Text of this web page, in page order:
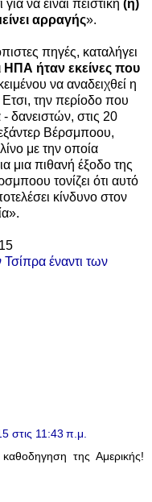
να είναι πειστική (η)
αρραγής».
πηγές, καταλήγει
ΗΠΑ ήταν εκείνες που
να αναδειχθεί η
την περίοδο που
- δανειστών, στις 20
Βέρσμποου,
με την οποία
μια πιθανή έξοδο της
τονίζει ότι αυτό
κίνδυνο στον
έναντι των
στις 11:43 π.μ.
της Αμερικής!